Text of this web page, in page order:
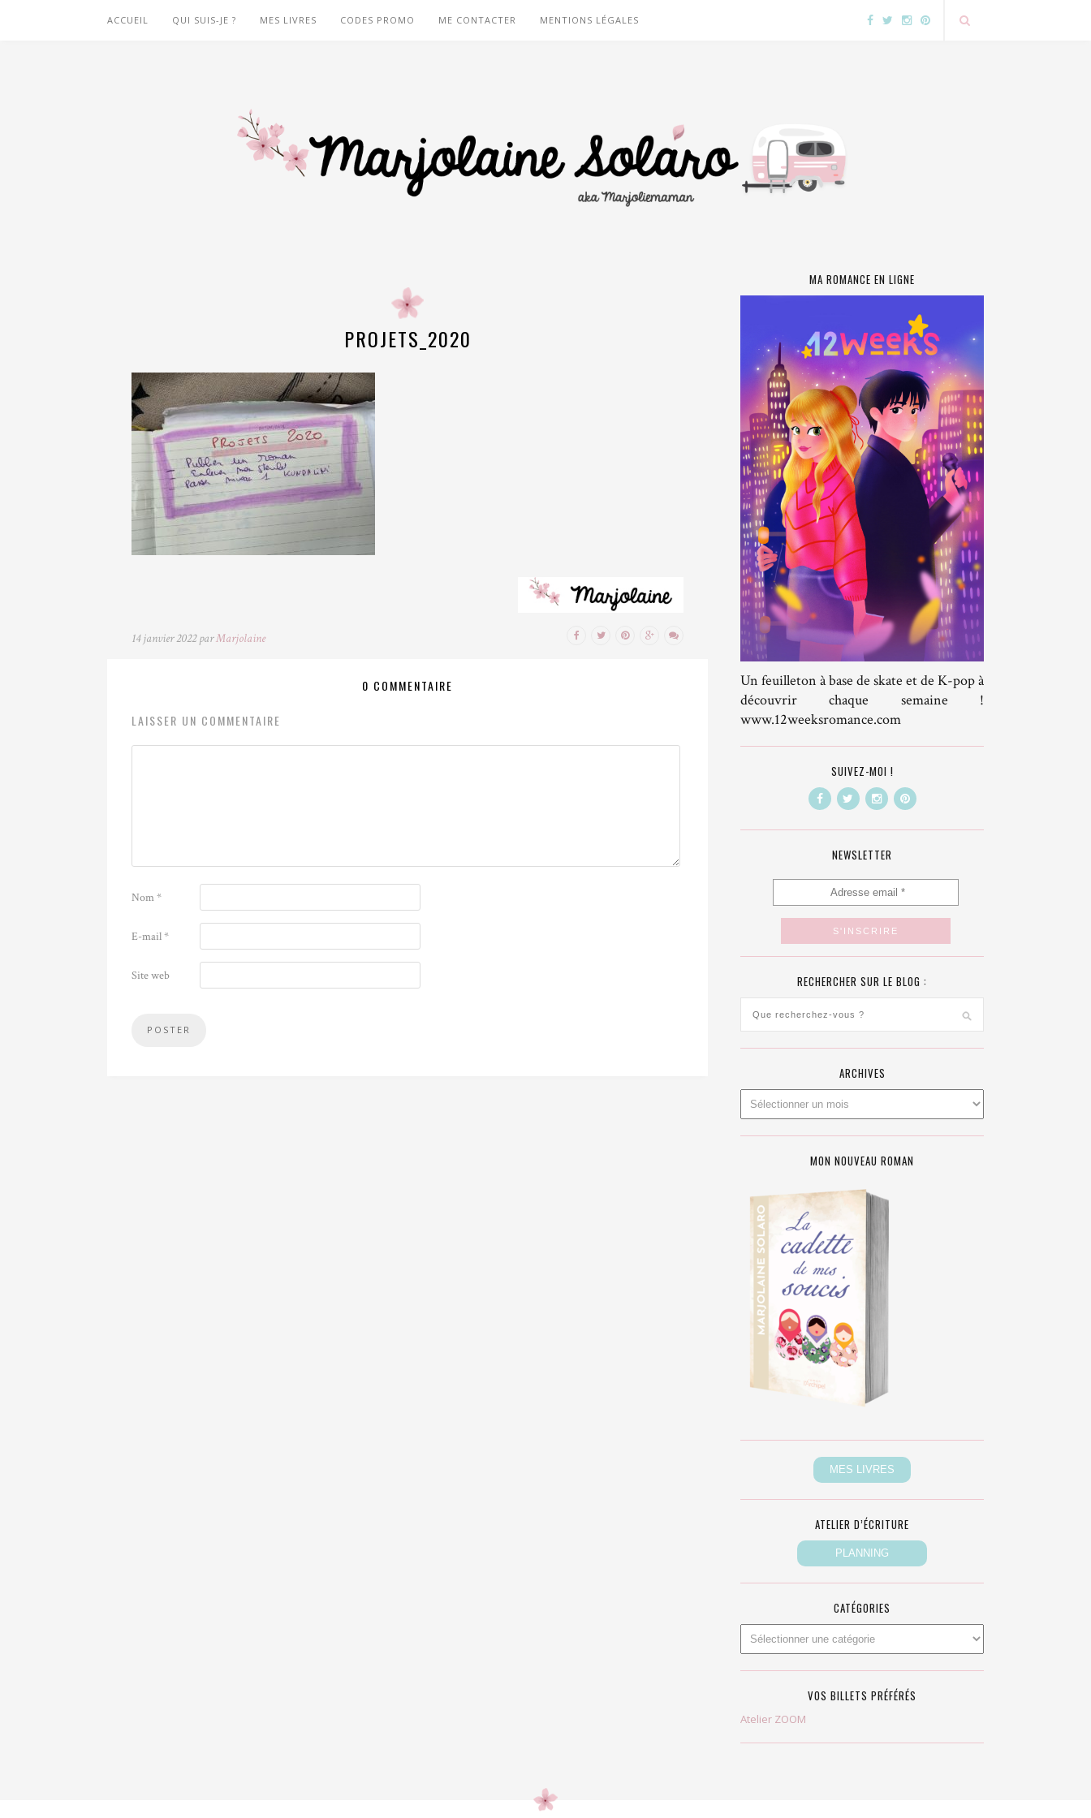
ACCUEIL QUI SUIS-JE ? MES LIVRES CODES PROMO ME CONTACTER MENTIONS LÉGALES
PROJETS_2020
14 janvier 2022 parMarjolaine
0 COMMENTAIRE
LAISSER UN COMMENTAIRE
Nom*
E-mail*
Site web
MA ROMANCE EN LIGNE
Un feuilleton à base de skate et de K-pop à
découvrir chaque semaine !
www.12weeksromance.com
SUIVEZ-MOI !
NEWSLETTER
RECHERCHER SUR LE BLOG :
ARCHIVES
MON NOUVEAU ROMAN
ATELIER D’ÉCRITURE
CATÉGORIES
VOS BILLETS PRÉFÉRÉS
Atelier ZOOM